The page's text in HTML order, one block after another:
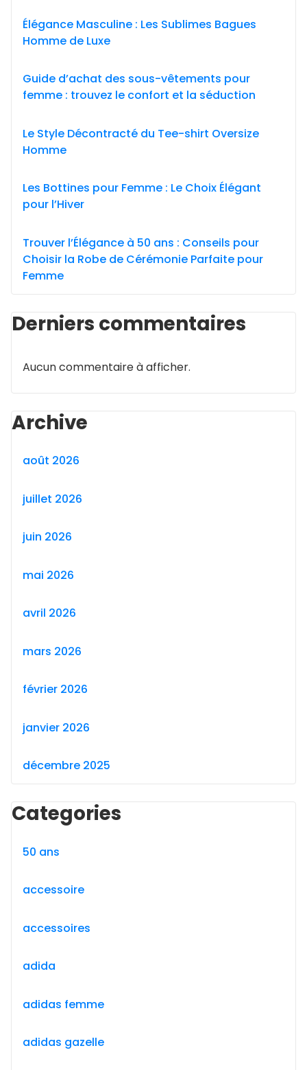
Élégance Masculine : Les Sublimes Bagues
Homme de Luxe
Guide d’achat des sous-vêtements pour
femme : trouvez le confort et la séduction
Le Style Décontracté du Tee-shirt Oversize
Homme
Les Bottines pour Femme : Le Choix Élégant
pour l’Hiver
Trouver l’Élégance à 50 ans : Conseils pour
Choisir la Robe de Cérémonie Parfaite pour
Femme
Derniers commentaires
Aucun commentaire à afficher.
Archive
août 2026
juillet 2026
juin 2026
mai 2026
avril 2026
mars 2026
février 2026
janvier 2026
décembre 2025
Categories
50 ans
accessoire
accessoires
adida
adidas femme
adidas gazelle